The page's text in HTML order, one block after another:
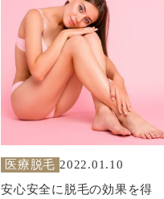
医療脱毛 2022.01.10
安心安全に脱毛の効果を得